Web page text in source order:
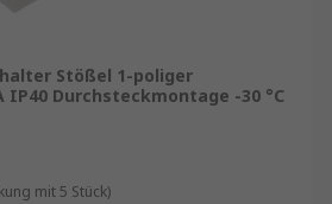
Stößel 1-poliger
IP40 Durchsteckmontage -30 °C
mit 5 Stück)